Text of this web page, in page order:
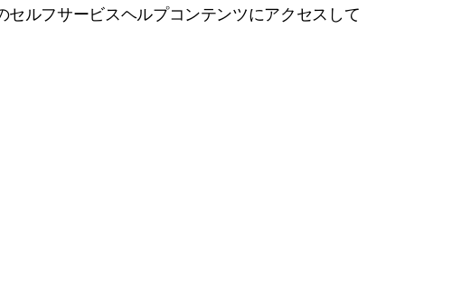
ルフサービスヘルプコンテンツにアクセスして